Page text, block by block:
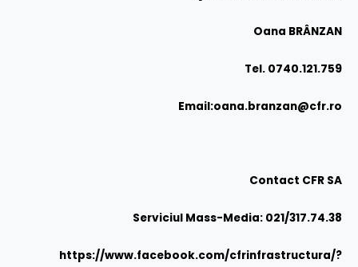
Oana BRÂNZAN
Tel. 0740.121.759
Email:oana.branzan@cfr.ro
Contact CFR SA
Serviciul Mass-Media: 021/317.74.38
https://www.facebook.com/cfrinfrastructura/?